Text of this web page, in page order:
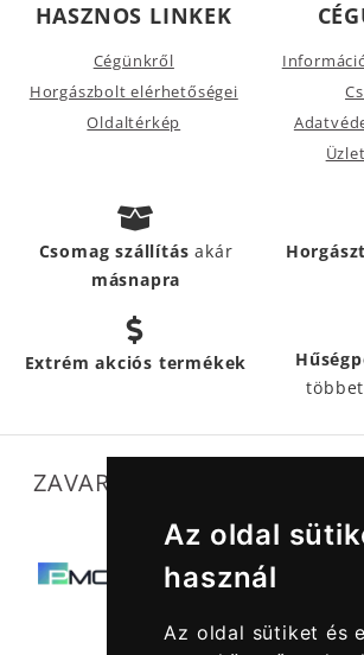
Az oldal
használ
Az oldal sütiket és
HASZNOS LINKEK
Cégünkről
Horgászbolt elérhetőségei
Oldaltérkép
Csomag szállításakár
másnapra
Extrém akciós termékek
ZAVARTALAN